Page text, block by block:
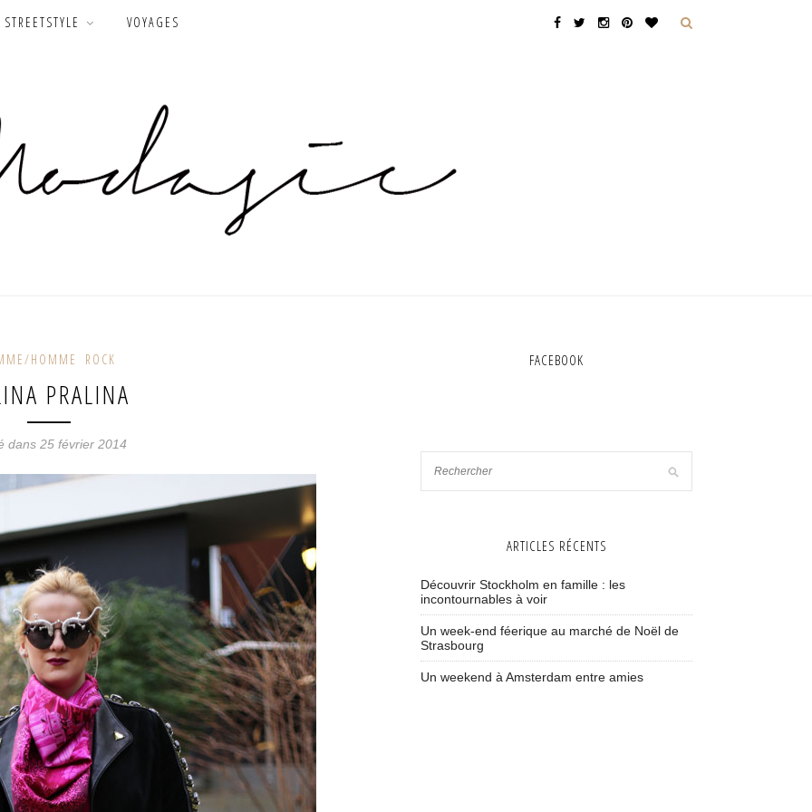
STREETSTYLE VOYAGES
HOMME ROCK
PRALINA
dans 25 février 2014
FACEBOOK
ARTICLES RÉCENTS
Découvrir Stockholm en famille : les
incontournables à voir
Un week-end féerique au marché de Noël de
Strasbourg
Un weekend à Amsterdam entre amies